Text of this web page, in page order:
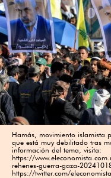
Hamás, movimiento islamista
que está muy debilitado tras
información del tema, visita:
https://
rehenes-guerra-gaza-
https://twitter.com/